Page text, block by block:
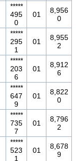
*****
495
0
01
8,956
0
*****
295
1
01
8,955
2
*****
203
6
01
8,912
6
*****
647
9
01
8,822
0
*****
735
7
01
8,796
2
*****
523
1
01
8,678
9